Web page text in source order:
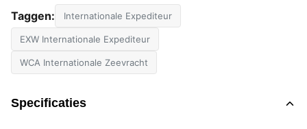
Taggen: Internationale Expediteur
EXW Internationale Expediteur
WCA Internationale Zeevracht
Specificaties